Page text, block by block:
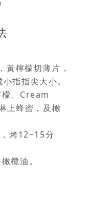
黃檸檬切薄片，
指指尖大小。
、Cream
上蜂蜜，及橄
烤12~15分
欖油。